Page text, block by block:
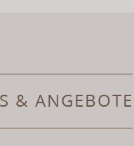
& ANGEBOTE